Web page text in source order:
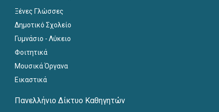
Ξένες Γλώσσες
Δημοτικό Σχολείο
Γυμνάσιο - Λύκειο
Φοιτητικά
Μουσικά Όργανα
Εικαστικά
Πανελλήνιο Δίκτυο Καθηγητών